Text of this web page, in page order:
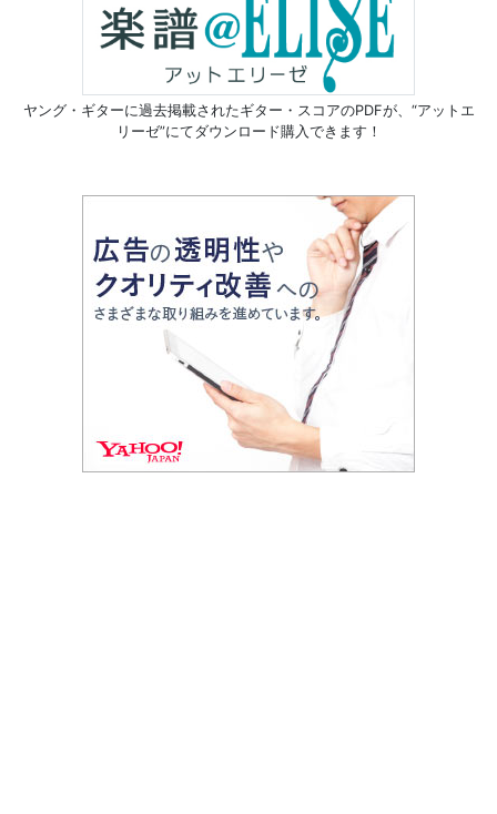
ヤング・ギターに過去掲載されたギター・スコアのPDFが、 “アットエ
リーゼ”にてダウンロード購入できます！